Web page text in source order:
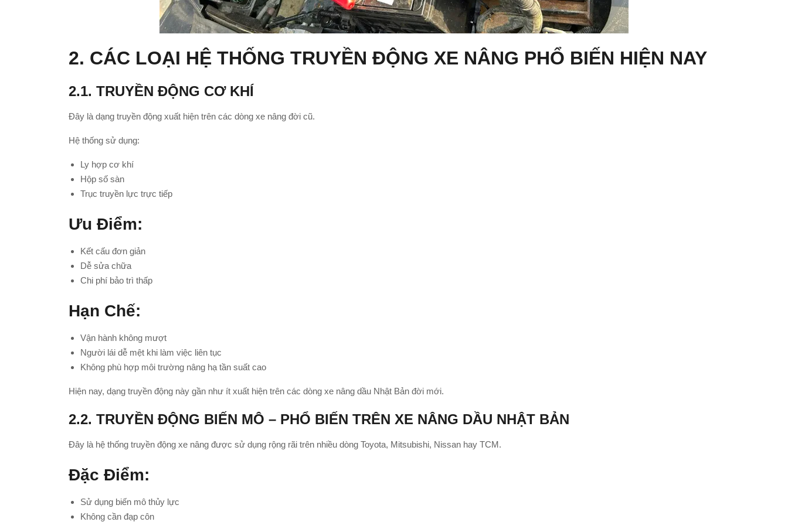
2. CÁC LOẠI HỆ THỐNG TRUYỀN ĐỘNG XE NÂNG PHỔ BIẾN HIỆN NAY
2.1. TRUYỀN ĐỘNG CƠ KHÍ
Đây là dạng truyền động xuất hiện trên các dòng xe nâng đời cũ.
Hệ thống sử dụng:
Ly hợp cơ khí
Hộp số sàn
Trục truyền lực trực tiếp
Ưu Điểm:
Kết cấu đơn giản
Dễ sửa chữa
Chi phí bảo trì thấp
Hạn Chế:
Vận hành không mượt
Người lái dễ mệt khi làm việc liên tục
Không phù hợp môi trường nâng hạ tần suất cao
Hiện nay, dạng truyền động này gần như ít xuất hiện trên các dòng xe nâng dầu Nhật Bản đời mới.
2.2. TRUYỀN ĐỘNG BIẾN MÔ – PHỔ BIẾN TRÊN XE NÂNG DẦU NHẬT BẢN
Đây là hệ thống truyền động xe nâng được sử dụng rộng rãi trên nhiều dòng Toyota, Mitsubishi, Nissan hay TCM.
Đặc Điểm:
Sử dụng biến mô thủy lực
Không cần đạp côn